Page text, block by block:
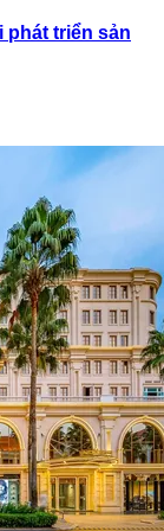
triển sản